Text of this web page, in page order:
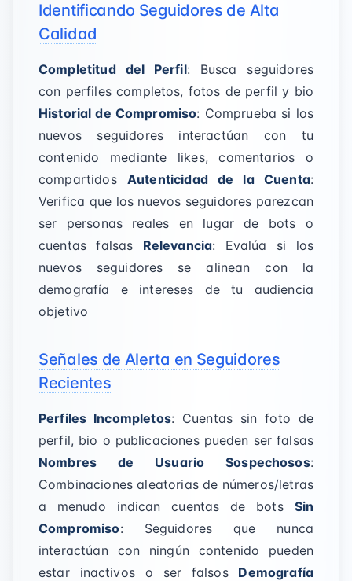
Identificando Seguidores de Alta
Calidad
Completitud del Perfil: Busca seguidores
con perfiles completos, fotos de perfil y bio
Historial de Compromiso: Comprueba si los
nuevos seguidores interactúan con tu
contenido mediante likes, comentarios o
compartidos Autenticidad de la Cuenta:
Verifica que los nuevos seguidores parezcan
ser personas reales en lugar de bots o
cuentas falsas Relevancia: Evalúa si los
nuevos seguidores se alinean con la
demografía e intereses de tu audiencia
objetivo
Señales de Alerta en Seguidores
Recientes
Perfiles Incompletos: Cuentas sin foto de
perfil, bio o publicaciones pueden ser falsas
Nombres de Usuario Sospechosos:
Combinaciones aleatorias de números/letras
a menudo indican cuentas de bots Sin
Compromiso: Seguidores que nunca
interactúan con ningún contenido pueden
estar inactivos o ser falsos Demografía